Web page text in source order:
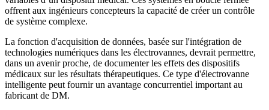
offrent aux ingénieurs concepteurs la capacité de créer un contrôle
de système complexe.
La fonction d'acquisition de données, basée sur l'intégration de
technologies numériques dans les électrovannes, devrait permettre,
dans un avenir proche, de documenter les effets des dispositifs
médicaux sur les résultats thérapeutiques. Ce type d'électrovanne
intelligente peut fournir un avantage concurrentiel important au
fabricant de DM.